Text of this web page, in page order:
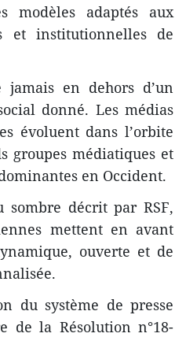
modèles adaptés aux
et institutionnelles de
jamais en dehors d’un
donné. Les médias
évoluent dans l’orbite
groupes médiatiques et
en Occident.
sombre décrit par RSF,
mettent en avant
ouverte et de
du système de presse
de la Résolution n°18-